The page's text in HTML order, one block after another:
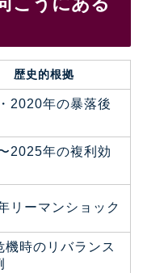
歴史的根拠
2020年の暴落後
2025年の複利効
リーマンショック
機時のリバランス